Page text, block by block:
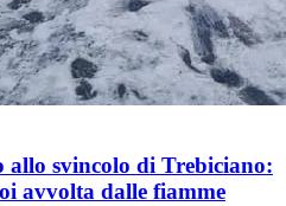
allo svincolo di Trebiciano:
avvolta dalle fiamme